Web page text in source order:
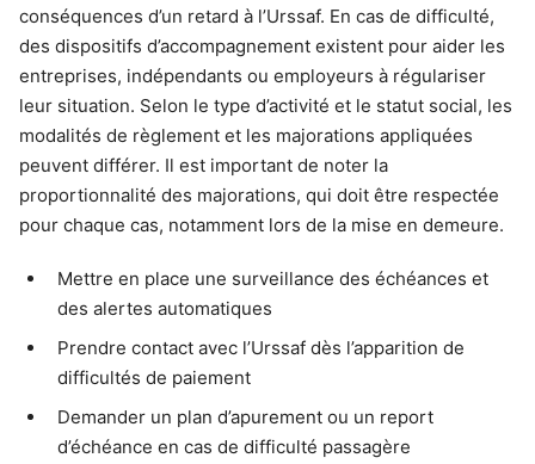
conséquences d’un retard à l’Urssaf. En cas de difficulté,
des dispositifs d’accompagnement existent pour aider les
entreprises, indépendants ou employeurs à régulariser
leur situation. Selon le type d’activité et le statut social, les
modalités de règlement et les majorations appliquées
peuvent différer. Il est important de noter la
proportionnalité des majorations, qui doit être respectée
pour chaque cas, notamment lors de la mise en demeure.
Mettre en place une surveillance des échéances et
des alertes automatiques
Prendre contact avec l’Urssaf dès l’apparition de
difficultés de paiement
Demander un plan d’apurement ou un report
d’échéance en cas de difficulté passagère